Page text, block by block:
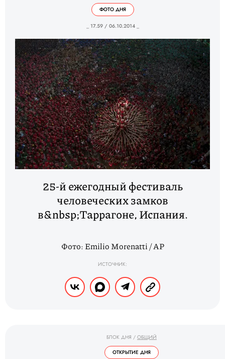
ФОТО ДНЯ
_ 17.59 / 06.10.2014 _
25-й ежегодный фестиваль
человеческих замков
в&nbsp;Таррагоне, Испания.
Фото: Emilio Morenatti / AP
ИСТОЧНИК:
БЛОК ДНЯ / ОБЩИЙ
ОТКРЫТИЕ ДНЯ